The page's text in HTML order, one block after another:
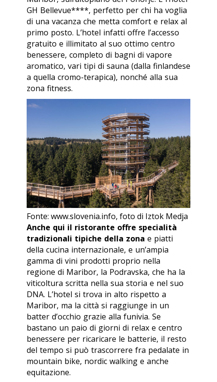
GH Bellevue****, perfetto per chi ha voglia
di una vacanza che metta comfort e relax al
primo posto. L’hotel infatti offre l’accesso
gratuito e illimitato al suo ottimo centro
benessere, completo di bagni di vapore
aromatico, vari tipi di sauna (dalla finlandese
a quella cromo-terapica), nonché alla sua
zona fitness.
Fonte: www.slovenia.info, foto di Iztok Medja
Anche qui il ristorante offre specialità
tradizionali tipiche della zona e piatti
della cucina internazionale, e un’ampia
gamma di vini prodotti proprio nella
regione di Maribor, la Podravska, che ha la
viticoltura scritta nella sua storia e nel suo
DNA. L’hotel si trova in alto rispetto a
Maribor, ma la città si raggiunge in un
batter d’occhio grazie alla funivia. Se
bastano un paio di giorni di relax e centro
benessere per ricaricare le batterie, il resto
del tempo si può trascorrere fra pedalate in
mountain bike, nordic walking e anche
equitazione.